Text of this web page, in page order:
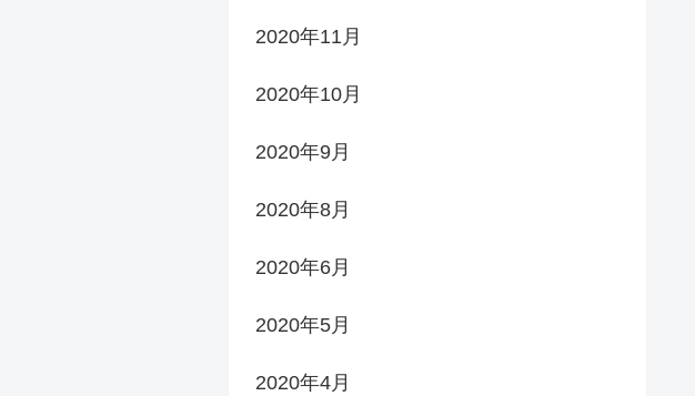
2020年11月
2020年10月
2020年9月
2020年8月
2020年6月
2020年5月
2020年4月